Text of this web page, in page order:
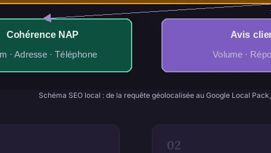
Schéma SEO local : de la requête géolocalisée au Google Local
02